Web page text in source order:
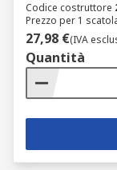
Codice costruttore
Prezzo per 1
27,98 €(IVA
Quantità